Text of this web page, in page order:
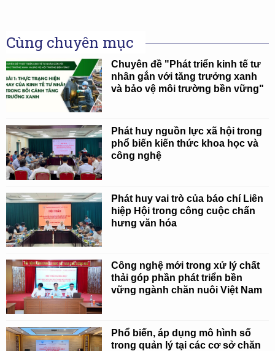
Cùng chuyên mục
Chuyên đề "Phát triển kinh tế tư
nhân gắn với tăng trưởng xanh
và bảo vệ môi trường bền vững"
Phát huy nguồn lực xã hội trong
phổ biến kiến thức khoa học và
công nghệ
Phát huy vai trò của báo chí Liên
hiệp Hội trong công cuộc chấn
hưng văn hóa
Công nghệ mới trong xử lý chất
thải góp phần phát triển bền
vững ngành chăn nuôi Việt Nam
Phổ biến, áp dụng mô hình số
trong quản lý tại các cơ sở chăn